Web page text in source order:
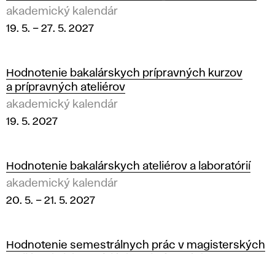
akademický kalendár
19. 5. – 27. 5. 2027
Hodnotenie bakalárskych prípravných kurzov
a prípravných ateliérov
akademický kalendár
19. 5. 2027
Hodnotenie bakalárskych ateliérov a laboratórií
akademický kalendár
20. 5. – 21. 5. 2027
Hodnotenie semestrálnych prác v magisterských